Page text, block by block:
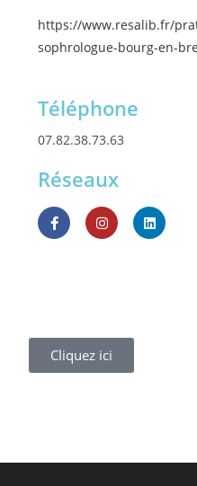
https://www.resalib.fr/
sophrologue-bourg-en-
Téléphone
07.82.38.73.63
Réseaux
Cliquez ici